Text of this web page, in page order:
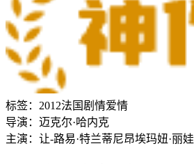
标签： 2012法国 剧情爱情
导演： 迈克尔·哈内克
主演： 让-路易·特兰蒂尼昂埃玛妞·丽娃